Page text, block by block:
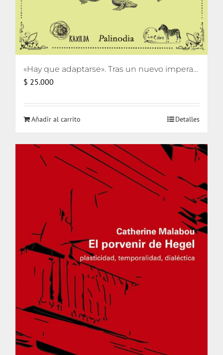
«Hay que adaptarse». Tras un nuevo imperativo político
$ 25.000
Añadir al carrito Detalles